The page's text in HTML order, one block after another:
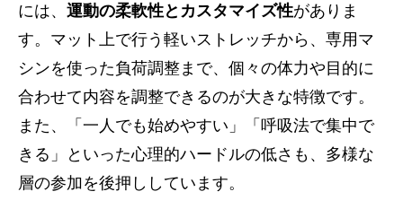
には、 運動の柔軟性とカスタマイズ性がありま
す。マット上で行う軽いストレッチから、専用マ
シンを使った負荷調整まで、個々の体力や目的に
合わせて内容を調整できるのが大きな特徴です。
また、「一人でも始めやすい」「呼吸法で集中で
きる」といった心理的ハードルの低さも、多様な
層の参加を後押ししています。